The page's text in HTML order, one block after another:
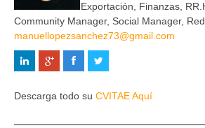
Exportación, Finanzas,
Community Manager, Social Manager,
manuellopezsanchez73@gmail.com
Descarga todo su CVITAE Aquí